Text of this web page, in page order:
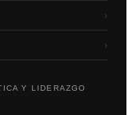
›
›
Y LIDERAZGO